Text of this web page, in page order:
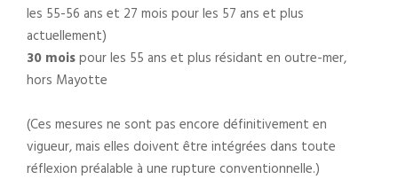
les 55-56 ans et 27 mois pour les 57 ans et plus
actuellement)
30 moispour les 55 ans et plus résidant en outre-mer,
hors Mayotte
(Ces mesures ne sont pas encore définitivement en
vigueur, mais elles doivent être intégrées dans toute
réflexion préalable à une rupture conventionnelle.)